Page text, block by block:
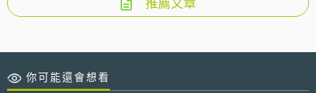
推薦文章
你可能還會想看